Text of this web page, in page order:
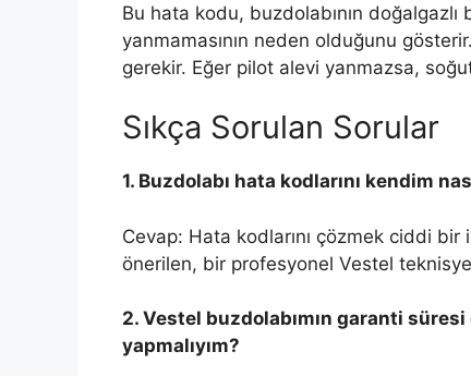
Bu hata kodu, buzdolabının doğalgazlı
yanmamasının neden olduğunu
gerekir. Eğer pilot alevi yanmazsa,
Sıkça Sorulan Sorular
1. Buzdolabı hata kodlarını kendim
Cevap: Hata kodlarını çözmek ciddi
önerilen, bir profesyonel Vestel
2. Vestel buzdolabımın garanti
yapmalıyım?